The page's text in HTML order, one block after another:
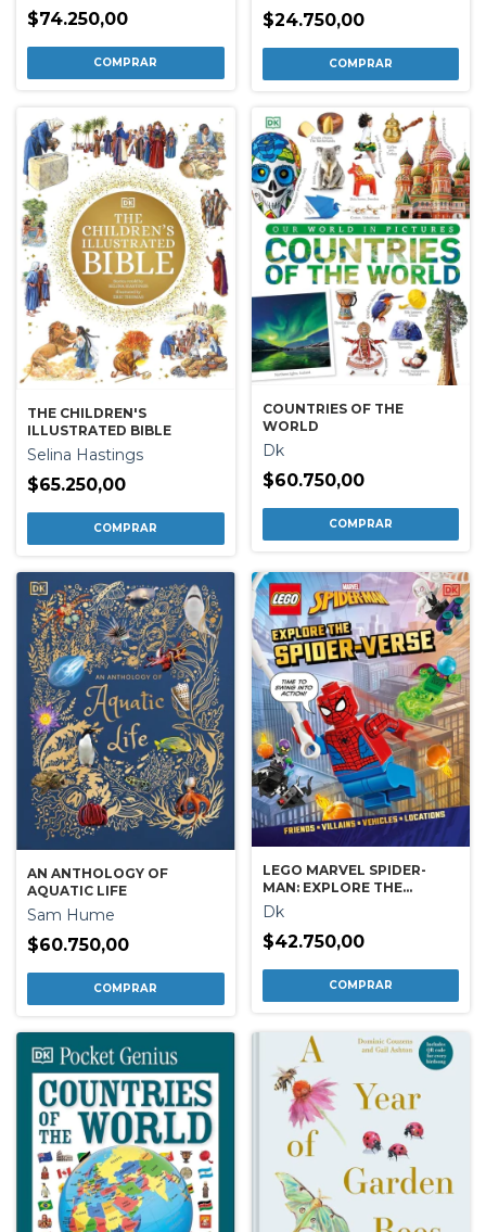
$74.250,00 $24.750,00
THE CHILDREN'S
ILLUSTRATED BIBLE
Selina Hastings
$65.250,00
COUNTRIES OF THE
WORLD
Dk
$60.750,00
AN ANTHOLOGY OF
AQUATIC LIFE
Sam Hume
$60.750,00
LEGO MARVEL SPIDER-
MAN: EXPLORE THE
SPIDER-VERSE
Dk
$42.750,00